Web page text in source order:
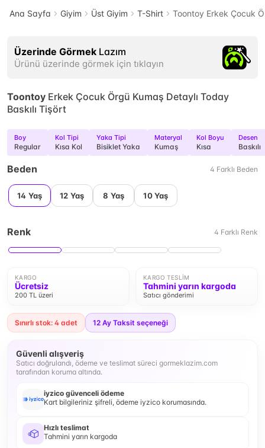
Ana Sayfa Giyim Üst Giyim T-Shirt Toontoy Erkek Çocuk
Üzerinde Görmek Lazım
Ürünü üzerinde görmek için tıklayın
Toontoy Erkek Çocuk Örgü Kumaş Detaylı Today
Baskılı Tişört
Boy
Regular
Kol Tipi
Kısa Kol
Yaka Tipi
Bisiklet Yaka
Materyal
Kumaş
Kol Boyu
Kısa
Desen
Baskılı
Beden 4 Farklı Beden
14 Yaş 12 Yaş 8 Yaş 10 Yaş
Renk 4 Farklı Renk
KARGO
Ücretsiz
200 TL üzeri
KARGO TESLIM
Tahmini yarın kargoda
Satıcı gönderimi
Sınırlı stok: 4 adet 12 Ay Taksit seçeneği
Güvenli alışveriş
Satıcı doğrulandı, ödeme ve teslimat süreci gormeklazim.com
tarafından koruma altında.
iyzico güvenceli ödeme
Kart bilgileriniz şifreli, ödeme iyzico korumasında.
Hızlı teslimat
Tahmini yarın kargoda